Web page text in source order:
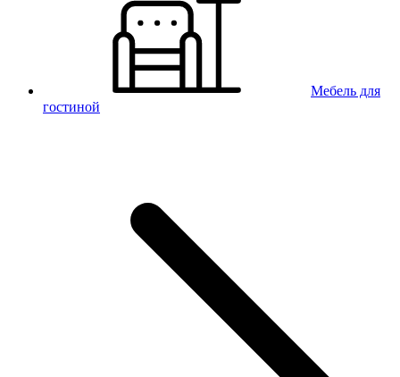
Мебель для
гостиной